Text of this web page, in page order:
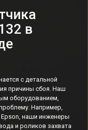
в
с детальной
причины сбоя. Наш
оборудованием,
Например,
Epson, наши инженеры
и роликов захвата